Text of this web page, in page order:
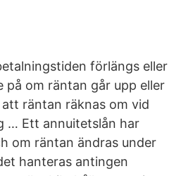
förlängs eller
på om räntan går upp eller
räntan räknas om vid
… Ett annuitetslån har
om räntan ändras under
hanteras antingen